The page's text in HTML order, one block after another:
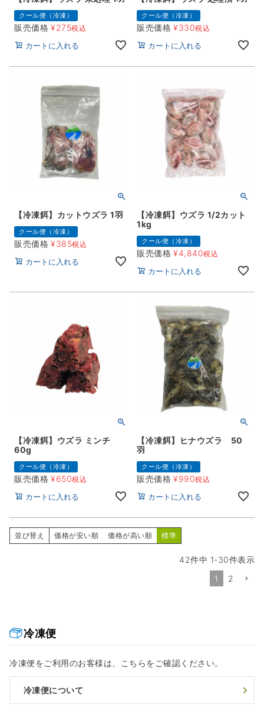
冷凍便
冷凍便をご利用のお客様は、こちらをご確認ください。
冷凍便について
クール便（冷凍）
販売価格 ¥275税込
カートに入れる
クール便（冷凍）
販売価格 ¥330税込
カートに入れる
【冷凍餌】カットウズラ 1羽
クール便（冷凍）
販売価格 ¥385税込
カートに入れる
【冷凍餌】ウズラ 1/2カット
1kg
クール便（冷凍）
販売価格 ¥4,840税込
カートに入れる
【冷凍餌】ウズラ ミンチ
60g
クール便（冷凍）
販売価格 ¥650税込
カートに入れる
【冷凍餌】ヒナウズラ 50
羽
クール便（冷凍）
販売価格 ¥990税込
カートに入れる
並び替え 価格が安い順 価格が高い順 標準
42件中 1-30件表示
1
2